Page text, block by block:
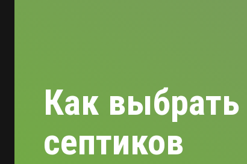
Как
септиков